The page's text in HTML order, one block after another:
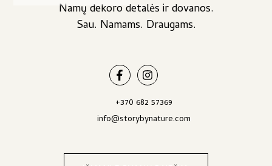
Namų dekoro detalės ir dovanos.
Sau. Namams. Draugams.
+370 682 57369
info@storybynature.com